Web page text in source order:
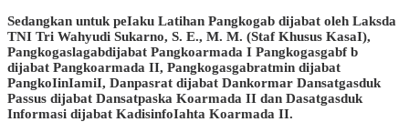
Sedangkan untuk peIaku Latihan Pangkogab dijabat oleh Laksda
TNI Tri Wahyudi Sukarno, S. E., M. M. (Staf Khusus KasaI),
Pangkogaslagabdijabat Pangkoarmada I Pangkogasgabf b
dijabat Pangkoarmada II, Pangkogasgabratmin dijabat
PangkoIinIamiI, Danpasrat dijabat Dankormar Dansatgasduk
Passus dijabat Dansatpaska Koarmada II dan Dasatgasduk
Informasi dijabat KadisinfoIahta Koarmada II.